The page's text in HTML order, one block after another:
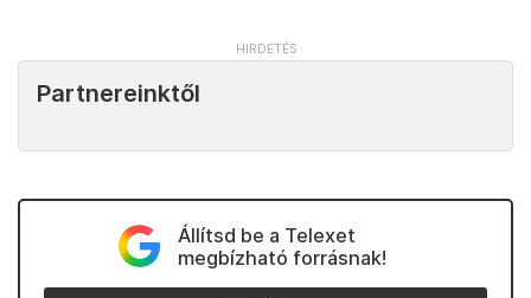
Partnereinktől
Állítsd be a Telexet
megbízható forrásnak!